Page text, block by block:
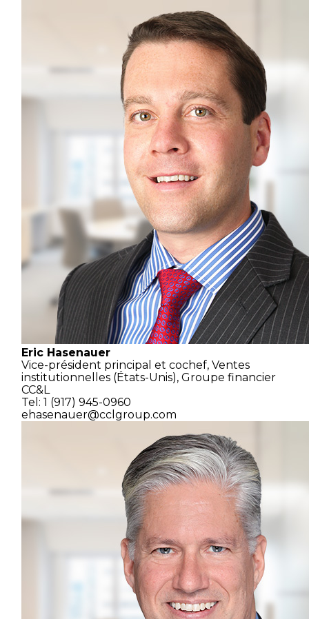
Eric Hasenauer
Vice-président principal et cochef, Ventes
institutionnelles (États-Unis), Groupe financier
CC&L
Tel: 1 (917) 945-0960
ehasenauer@cclgroup.com